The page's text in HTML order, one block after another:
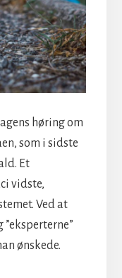
høring om
som i sidste
Et
vidste,
Ved at
ønskede.